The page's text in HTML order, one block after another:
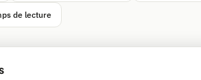
de lecture